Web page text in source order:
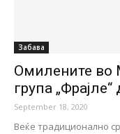
Забава
Омилените во
група
September 18, 2020
Веќе традиционално